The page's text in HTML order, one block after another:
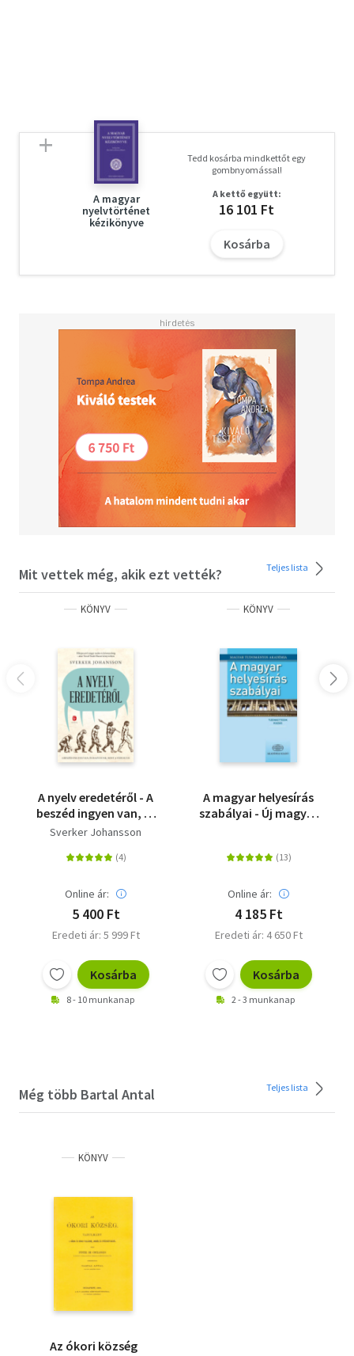
A magyar
nyelvtörténet
kézikönyve
Tedd kosárba mindkettőt egy
gombnyomással!
A kettő együtt:
16 101 Ft
Kosárba
Mit vettek még, akik ezt vették? Teljes lista
KÖNYV
A nyelv eredetéről - A
beszéd ingyen van, és
hazudunk, mint a
Sverker Johansson
Online ár:
5 400 Ft
Eredeti ár: 5 999 Ft
Kosárba
8 - 10 munkanap
KÖNYV
A magyar helyesírás
szabályai - Új magyar
Online ár:
4 185 Ft
Eredeti ár: 4 650 Ft
Kosárba
2 - 3 munkanap
Még több Bartal Antal Teljes lista
KÖNYV
Az ókori község